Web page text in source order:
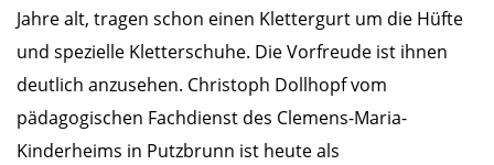
Jahre alt, tragen schon einen Klettergurt um die Hüfte
und spezielle Kletterschuhe. Die Vorfreude ist ihnen
deutlich anzusehen. Christoph Dollhopf vom
pädagogischen Fachdienst des Clemens-Maria-
Kinderheims in Putzbrunn ist heute als